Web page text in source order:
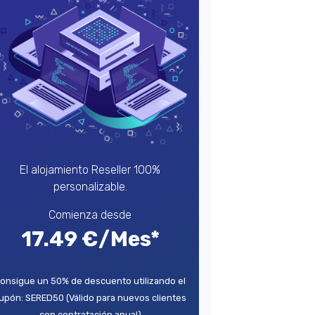
El alojamiento Reseller 100%
personalizable.
Comienza desde
17.49 €/Mes*
un 50% de descuento utilizando el
SERED50 (Válido para nuevos clientes